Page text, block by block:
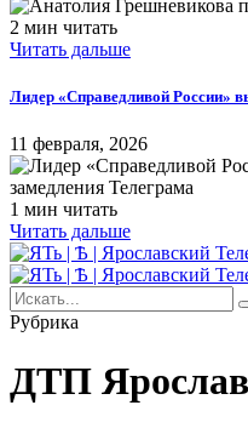
2 мин читать
Читать дальше
Лидер «Справедливой России»
11 февраля, 2026
1 мин читать
Читать дальше
Рубрика
ДТП